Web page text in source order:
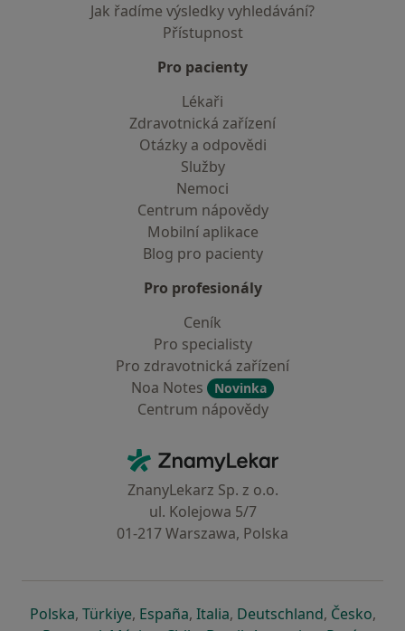
Jak řadíme výsledky vyhledávání?
Přístupnost
Pro pacienty
Lékaři
Zdravotnická zařízení
Otázky a odpovědi
Služby
Nemoci
Centrum nápovědy
Mobilní aplikace
Blog pro pacienty
Pro profesionály
Ceník
Pro specialisty
Pro zdravotnická zařízení
Noa Notes
Novinka
Centrum nápovědy
ZnamyLekar - Hlavní stránka
ZnanyLekarz Sp. z o.o.
ul. Kolejowa 5/7
01-217 Warszawa, Polska
Polskase otevře v nové záložce
, Türkiyese otevře v nové záložce
, Españase otevře v nové záložce
, Italiase otevře v nové záložce
, Deutschlandse otevře v
, Českose
,